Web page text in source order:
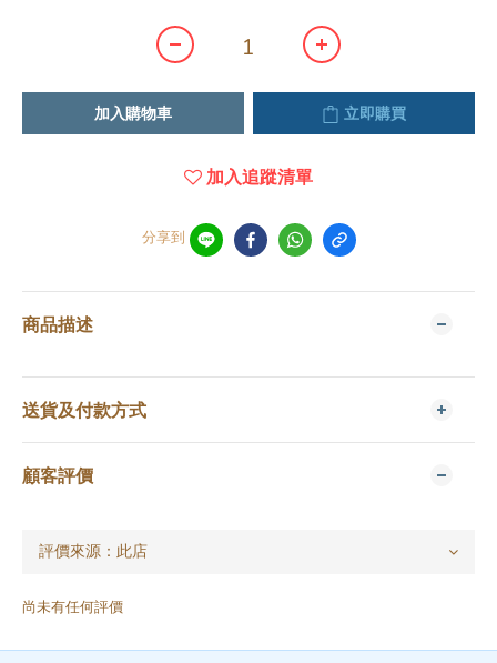
加入購物車 立即購買
加入追蹤清單
分享到
商品描述
送貨及付款方式
顧客評價
尚未有任何評價